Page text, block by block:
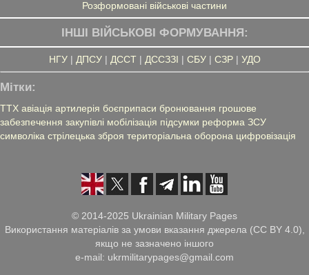
Розформовані військові частини
ІНШІ ВІЙСЬКОВІ ФОРМУВАННЯ:
НГУ| ДПСУ| ДССТ| ДССЗЗІ | СБУ| СЗР| УДО
Мітки:
ТТХ авіація артилерія боєприпаси бронювання грошове
забезпечення закупівлі мобілізація підсумки реформа ЗСУ
символіка стрілецька зброя територіальна оборона цифровізація
© 2014-2025 Ukrainian Military Pages
Використання матеріалів за умови вказання джерела (CC BY 4.0),
якщо не зазначено іншого
e-mail: ukrmilitarypages@gmail.com